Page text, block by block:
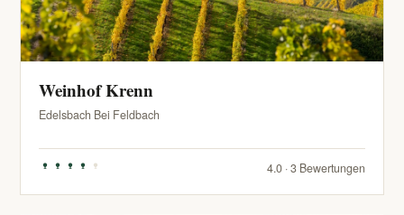
Weinhof Krenn
Edelsbach Bei Feldbach
4.0 · 3 Bewertungen